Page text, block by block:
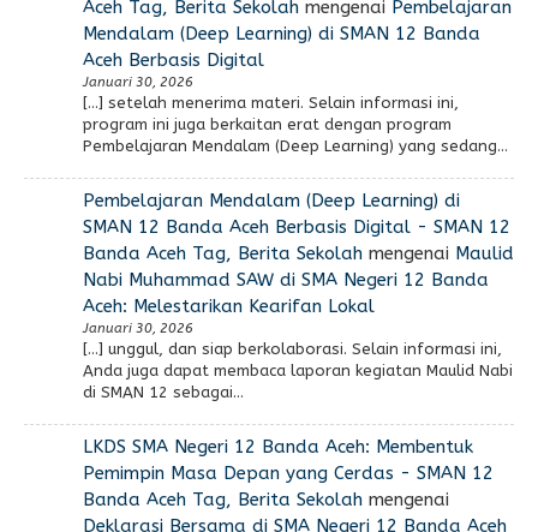
Aceh Tag, Berita Sekolahmengenai Pembelajaran
Mendalam (Deep Learning) di SMAN 12 Banda
Aceh Berbasis Digital
Januari 30, 2026
[…] setelah menerima materi. Selain informasi ini,
program ini juga berkaitan erat dengan program
Pembelajaran Mendalam (Deep Learning) yang sedang…
Pembelajaran Mendalam (Deep Learning) di
SMAN 12 Banda Aceh Berbasis Digital - SMAN 12
Banda Aceh Tag, Berita Sekolahmengenai Maulid
Nabi Muhammad SAW di SMA Negeri 12 Banda
Aceh: Melestarikan Kearifan Lokal
Januari 30, 2026
[…] unggul, dan siap berkolaborasi. Selain informasi ini,
Anda juga dapat membaca laporan kegiatan Maulid Nabi
di SMAN 12 sebagai…
LKDS SMA Negeri 12 Banda Aceh: Membentuk
Pemimpin Masa Depan yang Cerdas - SMAN 12
Banda Aceh Tag, Berita Sekolahmengenai
Deklarasi Bersama di SMA Negeri 12 Banda Aceh